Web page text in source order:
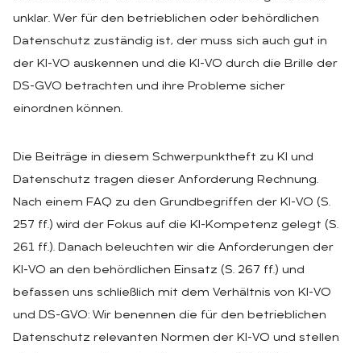
unklar. Wer für den betrieblichen oder behördlichen
Datenschutz zuständig ist, der muss sich auch gut in
der KI-VO auskennen und die KI-VO durch die Brille der
DS-GVO betrachten und ihre Probleme sicher
einordnen können.
Die Beiträge in diesem Schwerpunktheft zu KI und
Datenschutz tragen dieser Anforderung Rechnung.
Nach einem FAQ zu den Grundbegriffen der KI-VO (S.
257 ff.) wird der Fokus auf die KI-Kompetenz gelegt (S.
261 ff.). Danach beleuchten wir die Anforderungen der
KI-VO an den behördlichen Einsatz (S. 267 ff.) und
befassen uns schließlich mit dem Verhältnis von KI-VO
und DS-GVO: Wir benennen die für den betrieblichen
Datenschutz relevanten Normen der KI-VO und stellen